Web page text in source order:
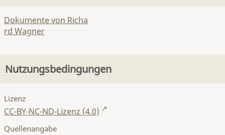
Dokumente von Richa
rd Wagner
Nutzungsbedingungen
Lizenz
CC-BY-NC-ND-Lizenz (4.0)
Quellenangabe